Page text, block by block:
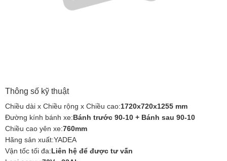
Thông số kỹ thuật
Chiều dài x Chiều rộng x Chiều cao:1720x720x1255 mm
Đường kính bánh xe:Bánh trước 90-10 + Bánh sau 90-10
Chiều cao yên xe:760mm
Hãng sản xuất:YADEA
Vận tốc tối đa:Liên hệ để được tư vấn